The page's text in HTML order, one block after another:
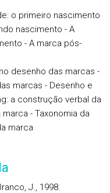
o primeiro nascimento
nascimento - A
- A marca pós-
desenho das marcas -
marcas - Desenho e
a construção verbal da
- Taxonomia da
marca
J., 1998.